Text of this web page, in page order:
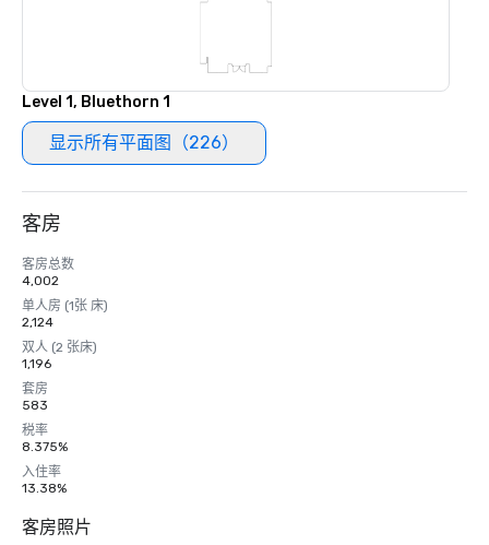
Level 1, Bluethorn 1
显示所有平面图（226）
客房
客房总数
4,002
单人房 (1张 床)
2,124
双人 (2 张床)
1,196
套房
583
税率
8.375%
入住率
13.38%
客房照片